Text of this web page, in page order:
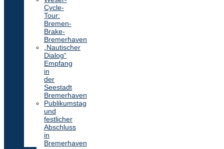
Cycle-
Tour:
Bremen-
Brake-
Bremerhaven
„Nautischer
Dialog“
Empfang
in
der
Seestadt
Bremerhaven
Publikumstag
und
festlicher
Abschluss
in
Bremerhaven